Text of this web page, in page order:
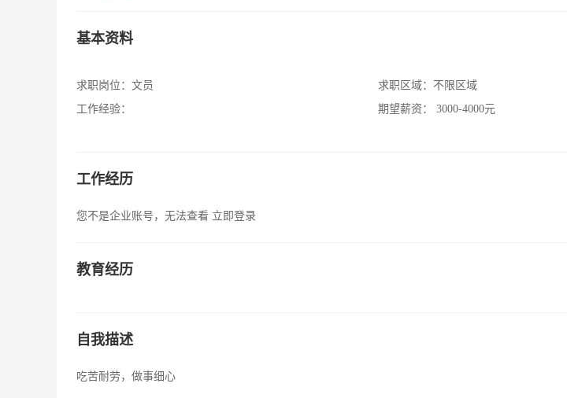
基本资料
求职岗位： 文员
工作经验：
求职区域： 不限区域
期望薪资：
3000-4000元
工作经历
您不是企业账号，无法查看 立即登录
教育经历
自我描述
吃苦耐劳，做事细心